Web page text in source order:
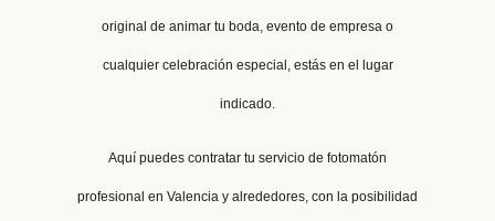
original de animar tu boda, evento de empresa o
cualquier celebración especial, estás en el lugar
indicado.
Aquí puedes contratar tu servicio de fotomatón
profesional en Valencia y alrededores, con la posibilidad